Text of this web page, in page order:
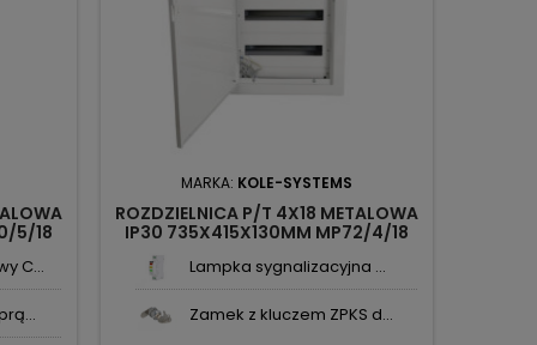
5/18
C...
MARKA: KOLE-SYSTEMS
ROZDZIELNICA P/T 4X18 METALOWA
IP30 735X415X130MM MP72/4/18
Lampka sygnalizacyjna ...
Zamek z kluczem ZPKS d...